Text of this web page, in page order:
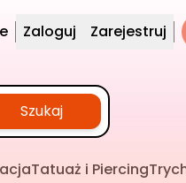
Zaloguj Zarejestruj
Szukaj
Tatuaż i Piercing